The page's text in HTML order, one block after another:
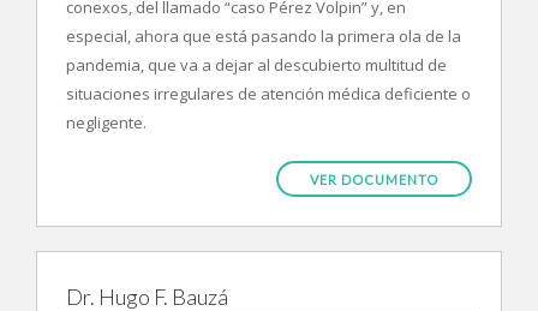
conexos, del llamado “caso Pérez Volpin” y, en
especial, ahora que está pasando la primera ola de la
pandemia, que va a dejar al descubierto multitud de
situaciones irregulares de atención médica deficiente o
negligente.
VER DOCUMENTO
Dr. Hugo F. Bauzá